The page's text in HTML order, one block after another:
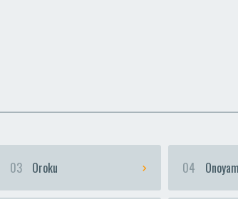
03 Oroku 04